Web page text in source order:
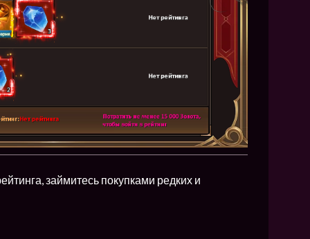
займитесь покупками редких и